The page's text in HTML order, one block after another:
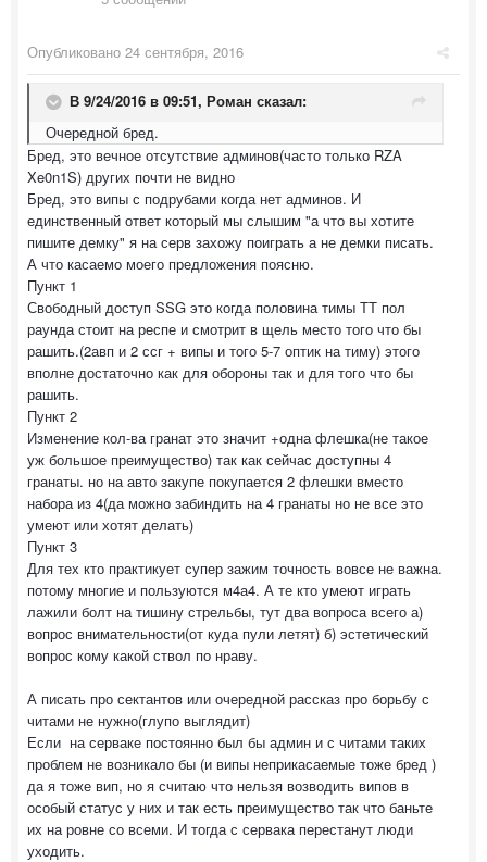
Опубликовано 24 сентября, 2016
В 9/24/2016 в 09:51, Роман сказал:
Очередной бред.
Бред, это вечное отсутствие админов(часто только RZA
Xe0n1S) других почти не видно
Бред, это випы с подрубами когда нет админов. И
единственный ответ который мы слышим "а что вы хотите
пишите демку" я на серв захожу поиграть а не демки писать.
А что касаемо моего предложения поясню.
Пункт 1
Свободный доступ SSG это когда половина тимы ТТ пол
раунда стоит на респе и смотрит в щель место того что бы
рашить.(2авп и 2 ссг + випы и того 5-7 оптик на тиму) этого
вполне достаточно как для обороны так и для того что бы
рашить.
Пункт 2
Изменение кол-ва гранат это значит +одна флешка(не такое
уж большое преимущество) так как сейчас доступны 4
гранаты. но на авто закупе покупается 2 флешки вместо
набора из 4(да можно забиндить на 4 гранаты но не все это
умеют или хотят делать)
Пункт 3
Для тех кто практикует супер зажим точность вовсе не важна.
потому многие и пользуются м4а4. А те кто умеют играть
лажили болт на тишину стрельбы, тут два вопроса всего а)
вопрос внимательности(от куда пули летят) б) эстетический
вопрос кому какой ствол по нраву.
А писать про сектантов или очередной рассказ про борьбу с
читами не нужно(глупо выглядит)
Если на серваке постоянно был бы админ и с читами таких
проблем не возникало бы (и випы неприкасаемые тоже бред )
да я тоже вип, но я считаю что нельзя возводить випов в
особый статус у них и так есть преимущество так что баньте
их на ровне со всеми. И тогда с сервака перестанут люди
уходить.